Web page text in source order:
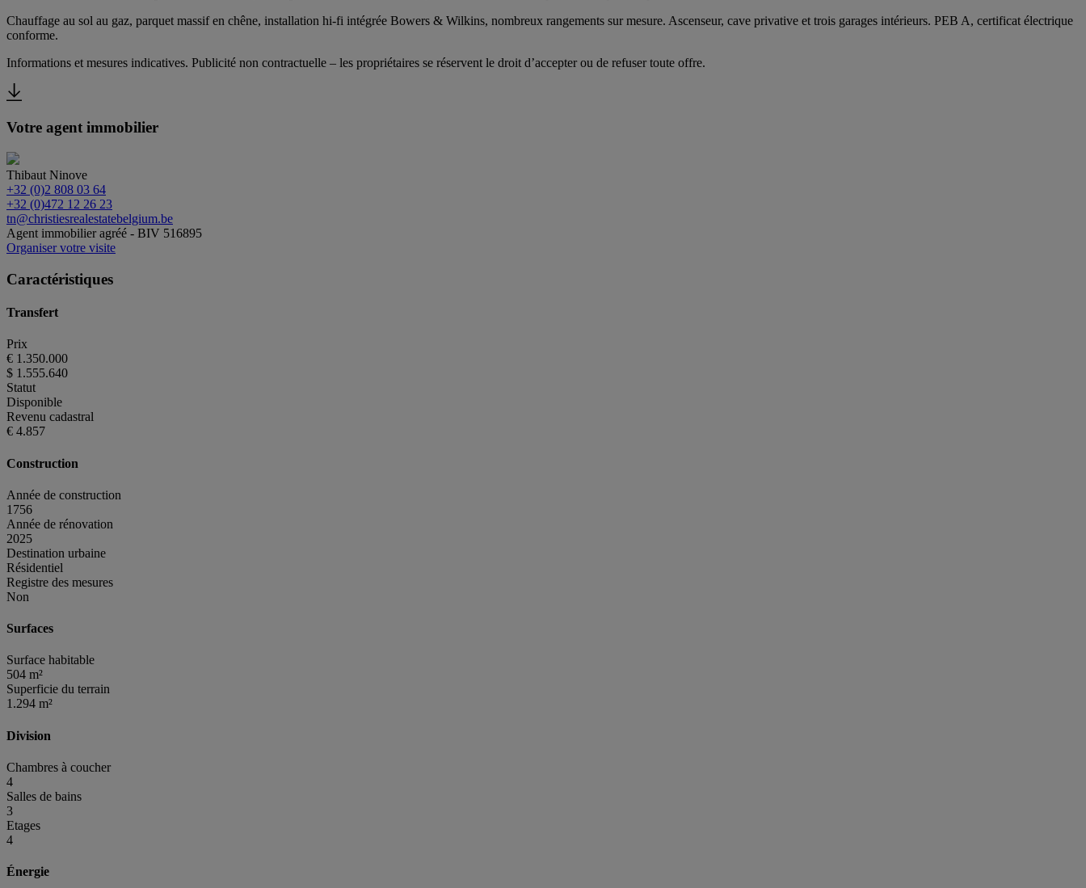
Chauffage au sol au gaz, parquet massif en chêne, installation hi-fi intégrée Bowers & Wilkins, nombreux rangements sur mesure. Ascenseur, cave privative et trois garages intérieurs. PEB A, certificat électrique
conforme.
Informations et mesures indicatives. Publicité non contractuelle – les propriétaires se réservent le droit d’accepter ou de refuser toute offre.
Votre agent immobilier
Thibaut Ninove
+32 (0)2 808 03 64
+32 (0)472 12 26 23
tn@christiesrealestatebelgium.be
Agent immobilier agréé - BIV 516895
Organiser votre visite
Caractéristiques
Transfert
Prix
€ 1.350.000
$ 1.555.640
Statut
Disponible
Revenu cadastral
€ 4.857
Construction
Année de construction
1756
Année de rénovation
2025
Destination urbaine
Résidentiel
Registre des mesures
Non
Surfaces
Surface habitable
504 m²
Superficie du terrain
1.294 m²
Division
Chambres à coucher
4
Salles de bains
3
Etages
4
Énergie